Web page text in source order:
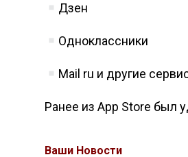
Дзен
Одноклассники
Mail ru и другие
Ранее из App Store
Ваши Новости